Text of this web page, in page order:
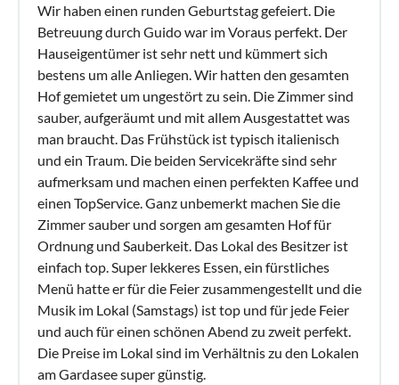
Wir haben einen runden Geburtstag gefeiert. Die
Betreuung durch Guido war im Voraus perfekt. Der
Hauseigentümer ist sehr nett und kümmert sich
bestens um alle Anliegen. Wir hatten den gesamten
Hof gemietet um ungestört zu sein. Die Zimmer sind
sauber, aufgeräumt und mit allem Ausgestattet was
man braucht. Das Frühstück ist typisch italienisch
und ein Traum. Die beiden Servicekräfte sind sehr
aufmerksam und machen einen perfekten Kaffee und
einen TopService. Ganz unbemerkt machen Sie die
Zimmer sauber und sorgen am gesamten Hof für
Ordnung und Sauberkeit. Das Lokal des Besitzer ist
einfach top. Super lekkeres Essen, ein fürstliches
Menü hatte er für die Feier zusammengestellt und die
Musik im Lokal (Samstags) ist top und für jede Feier
und auch für einen schönen Abend zu zweit perfekt.
Die Preise im Lokal sind im Verhältnis zu den Lokalen
am Gardasee super günstig.